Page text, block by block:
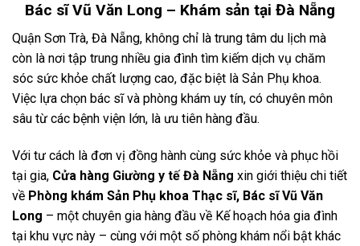
Bác sĩ Vũ Văn Long – Khám sản tại Đà Nẵng
Quận Sơn Trà, Đà Nẵng, không chỉ là trung tâm du lịch mà
còn là nơi tập trung nhiều gia đình tìm kiếm dịch vụ chăm
sóc sức khỏe chất lượng cao, đặc biệt là Sản Phụ khoa.
Việc lựa chọn bác sĩ và phòng khám uy tín, có chuyên môn
sâu từ các bệnh viện lớn, là ưu tiên hàng đầu.
Với tư cách là đơn vị đồng hành cùng sức khỏe và phục hồi
tại gia, Cửa hàng Giường y tế Đà Nẵng xin giới thiệu chi tiết
về Phòng khám Sản Phụ khoa Thạc sĩ, Bác sĩ Vũ Văn
Long – một chuyên gia hàng đầu về Kế hoạch hóa gia đình
tại khu vực này – cùng với một số phòng khám nổi bật khác